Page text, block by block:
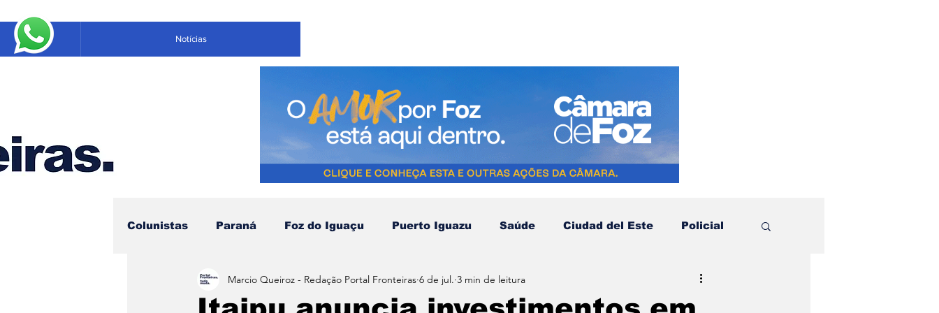
Notícias
Colunistas Paraná Foz do Iguaçu Puerto Iguazu Saúde Ciudad del Este Policial
Educação Negócios Compras no Paraguai Esporte Política
Marcio Queiroz - Redação Portal Fronteiras 6 de jul. 3 min de leitura